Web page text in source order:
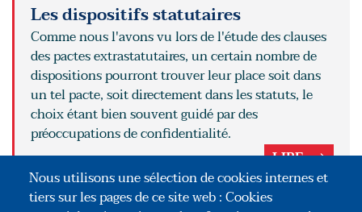
Les dispositifs statutaires
Comme nous l'avons vu lors de l'étude des clauses
des pactes extrastatutaires, un certain nombre de
dispositions pourront trouver leur place soit dans
un tel pacte, soit directement dans les statuts, le
choix étant bien souvent guidé par des
préoccupations de confidentialité.
LIRE
POUR ALLER PLUS LOIN
Nous utilisons une sélection de cookies internes et
tiers sur les pages de ce site web : Cookies